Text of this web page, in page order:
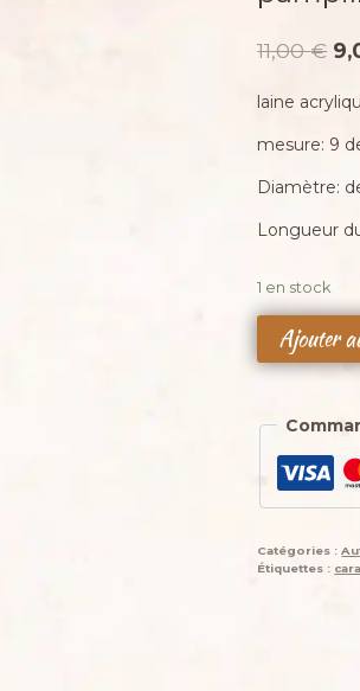
11,00€ Le
laine
mesure: 9
Diamètre:
Longueur
1 en stock
quantité
Amigurumi
à
pampille
cagouille,
porte-
Ajouter
Catégories :
Étiquettes :